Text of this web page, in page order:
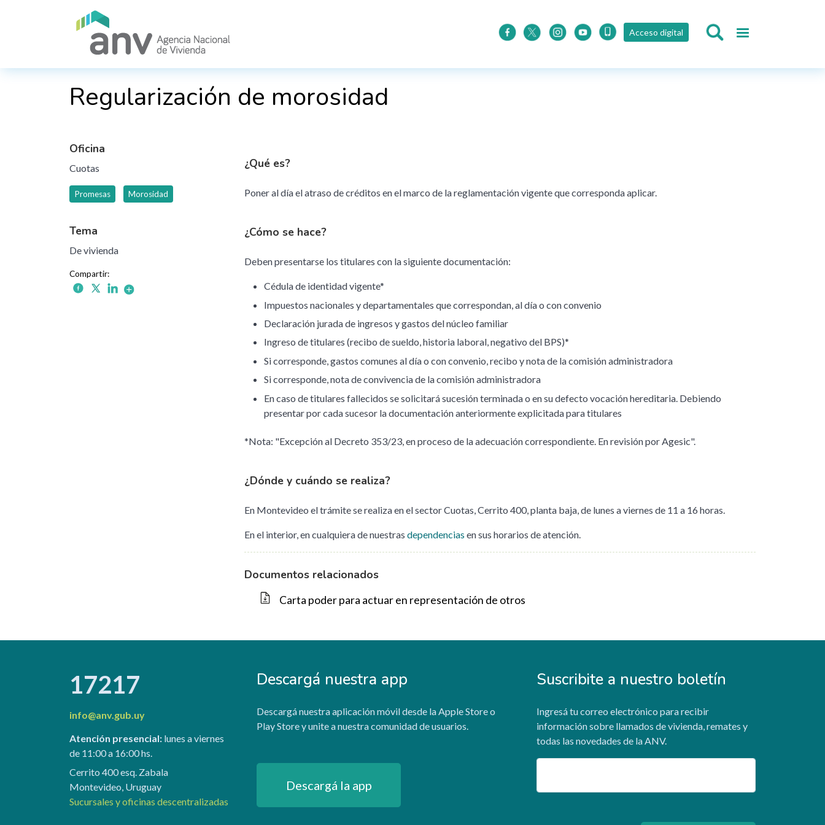
Acceso digital
Regularización de morosidad
Oficina
Cuotas
Promesas Morosidad
Tema
De vivienda
¿Qué es?
Poner al día el atraso de créditos en el marco de la reglamentación vigente que corresponda aplicar.
¿Cómo se hace?
Deben presentarse los titulares con la siguiente documentación:
Cédula de identidad vigente*
Impuestos nacionales y departamentales que correspondan, al día o con convenio
Declaración jurada de ingresos y gastos del núcleo familiar
Ingreso de titulares (recibo de sueldo, historia laboral, negativo del BPS)*
Si corresponde, gastos comunes al día o con convenio, recibo y nota de la comisión administradora
Si corresponde, nota de convivencia de la comisión administradora
En caso de titulares fallecidos se solicitará sucesión terminada o en su defecto vocación hereditaria. Debiendo
presentar por cada sucesor la documentación anteriormente explicitada para titulares
*Nota: "Excepción al Decreto 353/23, en proceso de la adecuación correspondiente. En revisión por Agesic".
¿Dónde y cuándo se realiza?
En Montevideo el trámite se realiza en el sector Cuotas, Cerrito 400, planta baja, de lunes a viernes de 11 a 16 horas.
En el interior, en cualquiera de nuestrasdependencias en sus horarios de atención.
Documentos relacionados
Carta poder para actuar en representación de otros
17217
info@anv.gub.uy
Atención presencial:lunes a viernes
de 11:00 a 16:00 hs.
Cerrito 400 esq. Zabala
Montevideo, Uruguay
Sucursales y oficinas descentralizadas
Descargá nuestra app
Descargá nuestra aplicación móvil desde la Apple Store o
Play Store y unite a nuestra comunidad de usuarios.
Descargá la app
Suscribite a nuestro boletín
Ingresá tu correo electrónico para recibir
información sobre llamados de vivienda, remates y
todas las novedades de la ANV.
Email